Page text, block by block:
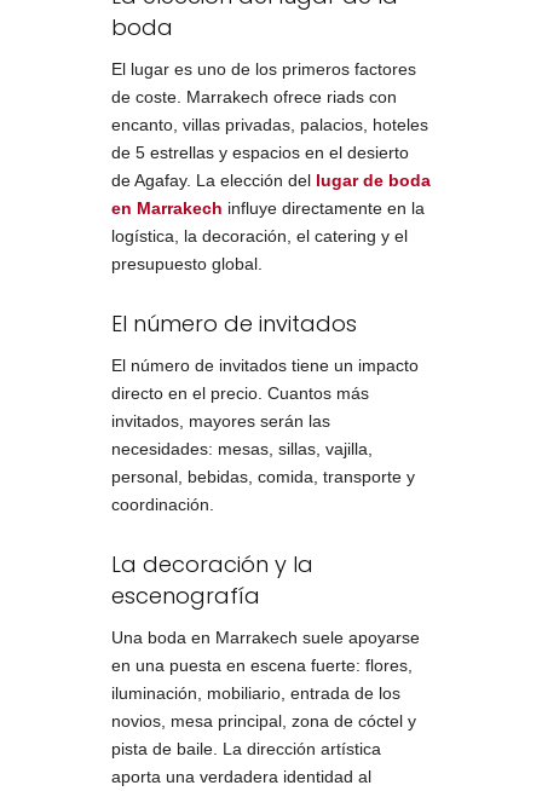
boda
El lugar es uno de los primeros factores
de coste. Marrakech ofrece riads con
encanto, villas privadas, palacios, hoteles
de 5 estrellas y espacios en el desierto
de Agafay. La elección del lugar de boda
en Marrakech influye directamente en la
logística, la decoración, el catering y el
presupuesto global.
El número de invitados
El número de invitados tiene un impacto
directo en el precio. Cuantos más
invitados, mayores serán las
necesidades: mesas, sillas, vajilla,
personal, bebidas, comida, transporte y
coordinación.
La decoración y la
escenografía
Una boda en Marrakech suele apoyarse
en una puesta en escena fuerte: flores,
iluminación, mobiliario, entrada de los
novios, mesa principal, zona de cóctel y
pista de baile. La dirección artística
aporta una verdadera identidad al